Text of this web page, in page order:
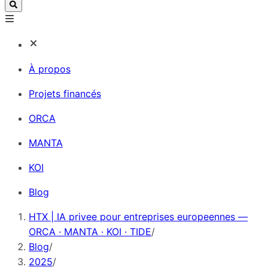
À propos
Projets financés
ORCA
MANTA
KOI
Blog
HTX | IA privee pour entreprises europeennes —
ORCA · MANTA · KOI · TIDE/
Blog/
2025/